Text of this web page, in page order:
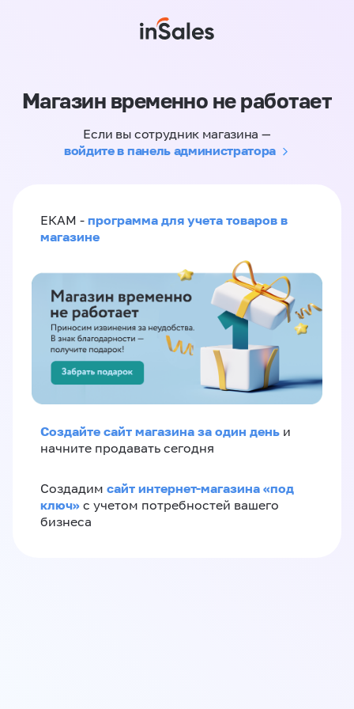
Магазин временно не работает
Если вы сотрудник магазина —
войдите в панель администратора
ЕКАМ - программа для учета товаров в
магазине
Создайте сайт магазина за один день и
начните продавать сегодня
Создадим сайт интернет-магазина «под
ключ» с учетом потребностей вашего
бизнеса